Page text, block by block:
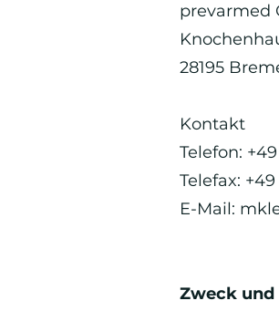
prevarmed
28195
Kontakt
Telefon:
Telefax:
E-Mail:
Zweck